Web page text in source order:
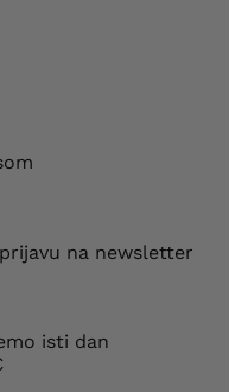
na newsletter
isti dan